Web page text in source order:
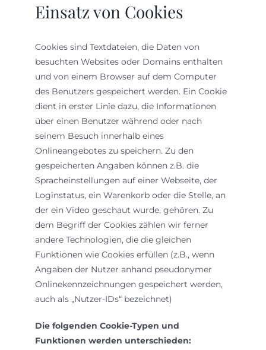
Einsatz von Cookies
Cookies sind Textdateien, die Daten von
besuchten Websites oder Domains enthalten
und von einem Browser auf dem Computer
des Benutzers gespeichert werden. Ein Cookie
dient in erster Linie dazu, die Informationen
über einen Benutzer während oder nach
seinem Besuch innerhalb eines
Onlineangebotes zu speichern. Zu den
gespeicherten Angaben können z.B. die
Spracheinstellungen auf einer Webseite, der
Loginstatus, ein Warenkorb oder die Stelle, an
der ein Video geschaut wurde, gehören. Zu
dem Begriff der Cookies zählen wir ferner
andere Technologien, die die gleichen
Funktionen wie Cookies erfüllen (z.B., wenn
Angaben der Nutzer anhand pseudonymer
Onlinekennzeichnungen gespeichert werden,
auch als „Nutzer-IDs“ bezeichnet)
Die folgenden Cookie-Typen und
Funktionen werden unterschieden: